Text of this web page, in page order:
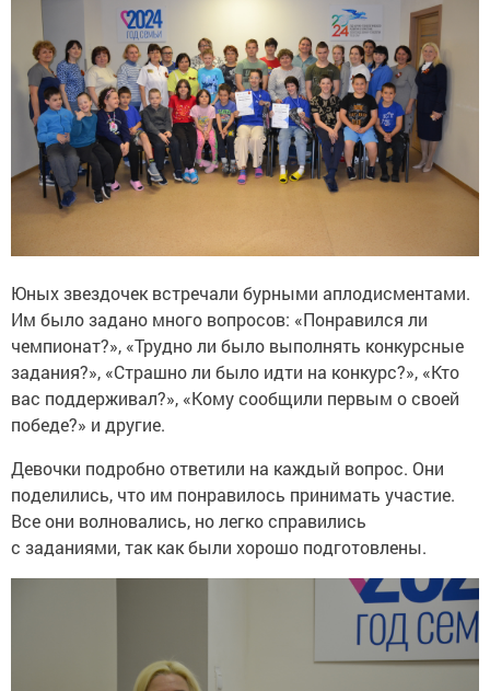
Юных звездочек встречали бурными аплодисментами.
Им было задано много вопросов: «Понравился ли
чемпионат?», «Трудно ли было выполнять конкурсные
задания?», «Страшно ли было идти на конкурс?», «Кто
вас поддерживал?», «Кому сообщили первым о своей
победе?» и другие.
Девочки подробно ответили на каждый вопрос. Они
поделились, что им понравилось принимать участие.
Все они волновались, но легко справились
с заданиями, так как были хорошо подготовлены.